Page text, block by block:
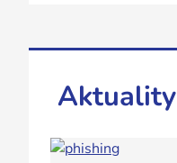
Aktuality